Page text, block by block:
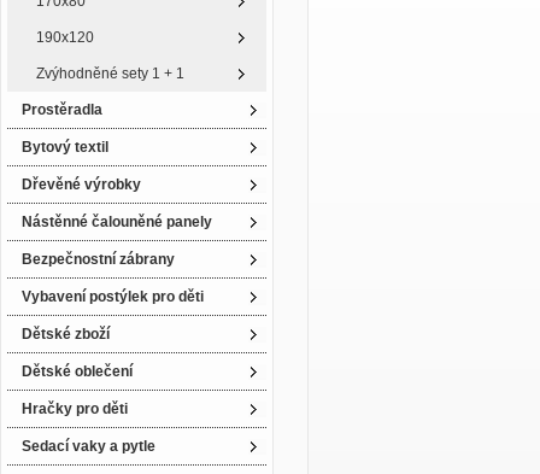
190x120
Zvýhodněné sety 1 + 1
Prostěradla
Bytový textil
Dřevěné výrobky
Nástěnné čalouněné panely
Bezpečnostní zábrany
Vybavení postýlek pro děti
Dětské zboží
Dětské oblečení
Hračky pro děti
Sedací vaky a pytle